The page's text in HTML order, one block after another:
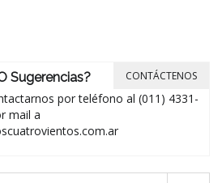
Sugerencias?
por teléfono al (011) 4331-
mail a
CONTÁCTENOS